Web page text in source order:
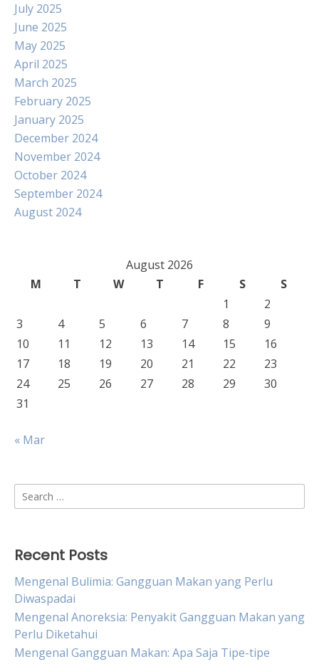
July 2025
June 2025
May 2025
April 2025
March 2025
February 2025
January 2025
December 2024
November 2024
October 2024
September 2024
August 2024
August 2026
M
T W T F S
S
1
2
3
4 5 6 7 8
9
10
11 12 13 14 15
16
17
18 19 20 21 22
23
24
25 26 27 28 29
30
31
« Mar
Search
for:
Recent Posts
Mengenal Bulimia: Gangguan Makan yang Perlu
Diwaspadai
Mengenal Anoreksia: Penyakit Gangguan Makan yang
Perlu Diketahui
Mengenal Gangguan Makan: Apa Saja Tipe-tipe